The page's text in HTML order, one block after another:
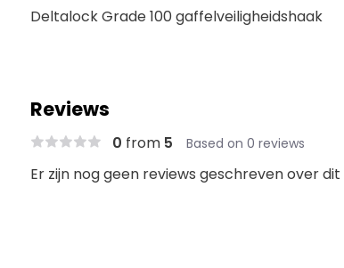
Deltalock Grade 100 gaffelveiligheidshaak
Reviews
0 from 5 Based on 0 reviews
Er zijn nog geen reviews geschreven over